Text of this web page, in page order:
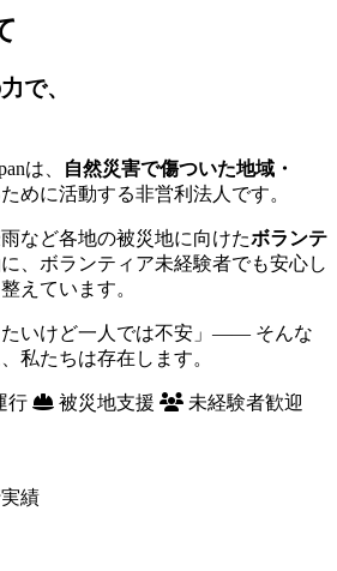
で、
は、
自然災害で傷ついた地域・
ために活動する非営利法人です。
など各地の被災地に向けたボランテ
、ボランティア未経験者でも安心し
えています。
たいけど一人では不安」—— そんな
私たちは存在します。
行 被災地支援
未経験者歓迎
績